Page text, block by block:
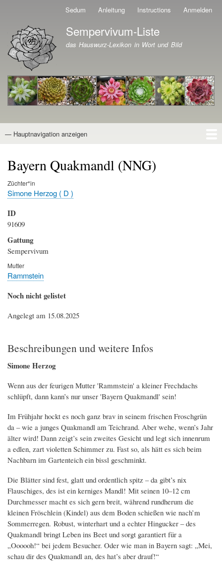
Direkt
zum
Inhalt
Sedum Anleitung Instructions Anmelden
Branding der Website
Sempervivum-Liste
das Hauswurz-Lexikon in Wort und Bild
Hauptnavigation
— Hauptnavigation anzeigen
Bayern Quakmandl (NNG)
Züchter*in
Simone Herzog ( D )
ID
91609
Gattung
Sempervivum
Mutter
Rammstein
Noch nicht gelistet
Angelegt am 15.08.2025
Beschreibungen und weitere Infos
Simone Herzog
Wenn aus der feurigen Mutter 'Rammstein' a kleiner Frechdachs
schlüpft, dann kann’s nur unser 'Bayern Quakmandl' sein!
Im Frühjahr hockt es noch ganz brav in seinem frischen Froschgrün
da – wie a junges Quakmandl am Teichrand. Aber wehe, wenn’s Jahr
älter wird! Dann zeigt’s sein zweites Gesicht und legt sich innenrum
a edlen, zart violetten Schimmer zu. Fast so, als hätt es sich beim
Nachbarn im Gartenteich ein bissl geschminkt.
Die Blätter sind fest, glatt und ordentlich spitz – da gibt’s nix
Flauschiges, des ist ein kerniges Mandl! Mit seinen 10–12 cm
Durchmesser macht es sich gern breit, während rundherum die
kleinen Fröschlein (Kindel) aus dem Boden schießen wie nach’m
Sommerregen. Robust, winterhart und a echter Hingucker – des
Quakmandl bringt Leben ins Beet und sorgt garantiert für a
„Oooooh!“ bei jedem Besucher. Oder wie man in Bayern sagt: „Mei,
schau dir des Quakmandl an, des hat’s aber drauf!“